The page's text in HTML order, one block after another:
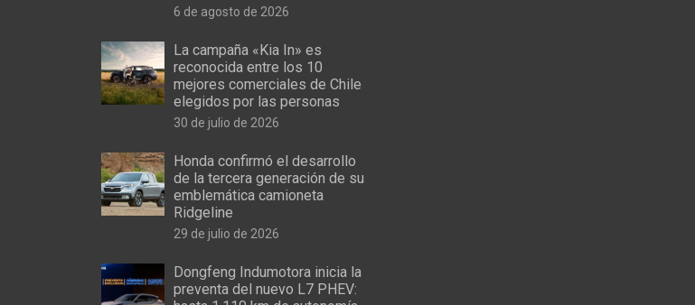
6 de agosto de 2026
La campaña «Kia In» es
reconocida entre los 10
mejores comerciales de Chile
elegidos por las personas
30 de julio de 2026
Honda confirmó el desarrollo
de la tercera generación de su
emblemática camioneta
Ridgeline
29 de julio de 2026
Dongfeng Indumotora inicia la
preventa del nuevo L7 PHEV: